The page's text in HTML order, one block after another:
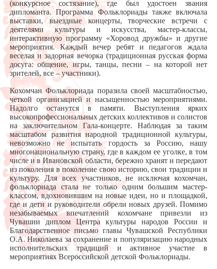
(конкурсное состязание), где был удостоен звания
дипломанта. Программа Фольклориады также включала
выставки, выездные концерты, творческие встречи с
деятелями культуры и искусства, мастер-классы,
интерактивную программу «Хоровод дружбы» и другие
мероприятия. Каждый вечер ребят и педагогов ждала
веселая и задорная вечорка (традиционная русская форма
досуга: общение, игры, танцы, песни – на которой нет
зрителей, все – участники).
Кохомчан Фольклориада поразила своей масштабностью,
четкой организацией и насыщенностью мероприятиями.
Надолго останутся в памяти. Выступления ярких
высокопрофессиональных детских коллективов и солистов
на заключительном Гала-концерте. Наблюдая за таким
масштабом развития народной традиционной культуры,
невозможно не испытать гордость за Россию, нашу
многонациональную страну, где в каждом ее уголке, в том
числе и в Ивановской области, бережно хранят и передают
из поколения в поколение свою историю, свои традиции и
культуру. Для всех участников, не исключая кохомчан,
фольклориада стала не только одним большим мастер-
классом, вдохновившим на новые идеи, но и площадкой,
где и дети и руководители обрели новых друзей. Помимо
незабываемых впечатлений кохомчане привезли из
Чувашии диплом Центра культуры народов России и
Благодарственное письмо главы Чувашской Республики
О.А. Николаева за сохранение и популяризацию народных
исполнительских традиций и активное участие в
мероприятиях Всероссийской детской Фольклориады.